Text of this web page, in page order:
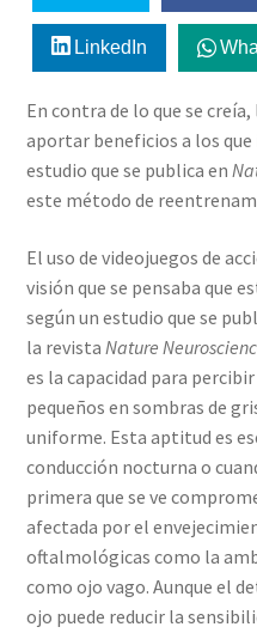
LinkedIn
En contra de lo que se
aportar beneficios a los
estudio que se publica en
este método de
El uso de videojuegos de
visión que se pensaba que
según un estudio que se
la revistaNature
es la capacidad para
pequeños en sombras de
uniforme. Esta aptitud es
conducción nocturna o
primera que se ve
afectada por el
oftalmológicas como la
como ojo vago. Aunque el
ojo puede reducir la